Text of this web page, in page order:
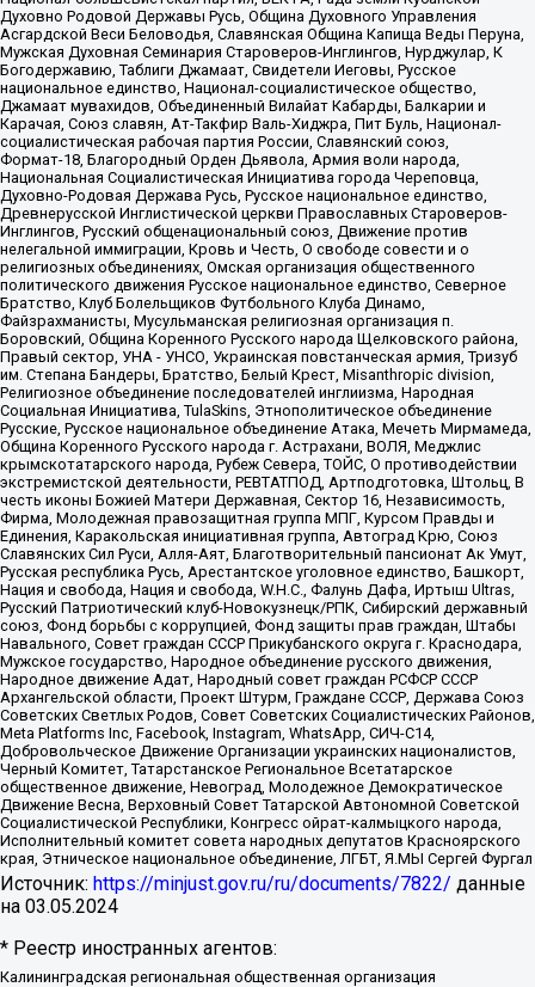
Духовно Родовой Державы Русь, Община Духовного Управления
Асгардской Веси Беловодья, Славянская Община Капища Веды Перуна,
Мужская Духовная Семинария Староверов-Инглингов, Нурджулар, К
Богодержавию, Таблиги Джамаат, Свидетели Иеговы, Русское
национальное единство, Национал-социалистическое общество,
Джамаат мувахидов, Объединенный Вилайат Кабарды, Балкарии и
Карачая, Союз славян, Ат-Такфир Валь-Хиджра, Пит Буль, Национал-
социалистическая рабочая партия России, Славянский союз,
Формат-18, Благородный Орден Дьявола, Армия воли народа,
Национальная Социалистическая Инициатива города Череповца,
Духовно-Родовая Держава Русь, Русское национальное единство,
Древнерусской Инглистической церкви Православных Староверов-
Инглингов, Русский общенациональный союз, Движение против
нелегальной иммиграции, Кровь и Честь, О свободе совести и о
религиозных объединениях, Омская организация общественного
политического движения Русское национальное единство, Северное
Братство, Клуб Болельщиков Футбольного Клуба Динамо,
Файзрахманисты, Мусульманская религиозная организация п.
Боровский, Община Коренного Русского народа Щелковского района,
Правый сектор, УНА - УНСО, Украинская повстанческая армия, Тризуб
им. Степана Бандеры, Братство, Белый Крест, Misanthropic division,
Религиозное объединение последователей инглиизма, Народная
Социальная Инициатива, TulaSkins, Этнополитическое объединение
Русские, Русское национальное объединение Атака, Мечеть Мирмамеда,
Община Коренного Русского народа г. Астрахани, ВОЛЯ, Меджлис
крымскотатарского народа, Рубеж Севера, ТОЙС, О противодействии
экстремистской деятельности, РЕВТАТПОД, Артподготовка, Штольц, В
честь иконы Божией Матери Державная, Сектор 16, Независимость,
Фирма, Молодежная правозащитная группа МПГ, Курсом Правды и
Единения, Каракольская инициативная группа, Автоград Крю, Союз
Славянских Сил Руси, Алля-Аят, Благотворительный пансионат Ак Умут,
Русская республика Русь, Арестантское уголовное единство, Башкорт,
Нация и свобода, Нация и свобода, W.H.С., Фалунь Дафа, Иртыш Ultras,
Русский Патриотический клуб-Новокузнецк/РПК, Сибирский державный
союз, Фонд борьбы с коррупцией, Фонд защиты прав граждан, Штабы
Навального, Совет граждан СССР Прикубанского округа г. Краснодара,
Мужское государство, Народное объединение русского движения,
Народное движение Адат, Народный совет граждан РСФСР СССР
Архангельской области, Проект Штурм, Граждане СССР, Держава Союз
Советских Светлых Родов, Совет Советских Социалистических Районов,
Meta Platforms Inc, Facebook, Instagram, WhatsApp, СИЧ-С14,
Добровольческое Движение Организации украинских националистов,
Черный Комитет, Татарстанское Региональное Всетатарское
общественное движение, Невоград, Молодежное Демократическое
Движение Весна, Верховный Совет Татарской Автономной Советской
Социалистической Республики, Конгресс ойрат-калмыцкого народа,
Исполнительный комитет совета народных депутатов Красноярского
края, Этническое национальное объединение, ЛГБТ, Я.МЫ Сергей Фургал
Источник: https://minjust.gov.ru/ru/documents/7822/ данные
на 03.05.2024
* Реестр иностранных агентов:
Калининградская региональная общественная организация "Экозащита!-Женсовет", Фонд содействия защите прав и свобод граждан "Общественный вердикт", Фонд "Институт Развития Свободы Информации", Частное учреждение "Информационное агентство МЕМО. РУ", Региональная общественная организация "Общественная комиссия по сохранению наследия академика Сахарова", Фонд поддержки свободы прессы, Санкт-Петербургская общественная правозащитная организация "Гражданский контроль", Межрегиональная общественная организация "Информационно-просветительский центр "Мемориал", Региональный Фонд "Центр Защиты Прав Средств Массовой Информации", с 05.12.2023 Фонд "Центр Защиты Прав Средств массовой информации", Региональная общественная благотворительная организация помощи беженцам и мигрантам "Гражданское содействие", Негосударственное образовательное учреждение дополнительного профессионального образования (повышение квалификации) специалистов "АКАДЕМИЯ ПО ПРАВАМ ЧЕЛОВЕКА", Свердловская региональная общественная организация "Сутяжник", Автономная некоммерческая организация "Центр независимых социологических исследований", Союз общественных объединений "Российский исследовательский центр по правам человека", Региональное общественное учреждение научно-информационный центр "МЕМОРИАЛ", Некоммерческая организация "Фонд защиты гласности", Автономная некоммерческая организация "Институт прав человека", Городская общественная организация "Екатеринбургское общество "МЕМОРИАЛ", Городская общественная организация "Рязанское историко-просветительское и правозащитное общество "Мемориал" (Рязанский Мемориал), Челябинский региональный орган общественной самодеятельности – женское общественное объединение "Женщины Евразии", Челябинский региональный орган общественной самодеятельности "Уральская правозащитная группа", Фонд содействия защите здоровья и социальной справедливости имени Андрея Рылькова, Автономная Некоммерческая Организация "Аналитический Центр Юрия Левады", Автономная некоммерческая организация социальной поддержки населения "Проект Апрель", Региональная общественная организация помощи женщинам и детям, находящимся в кризисной ситуации "Информационно-методический центр "Анна", Фонд содействия развитию массовых коммуникаций и правовому просвещению "Так-так-Так", Фонд содействия устойчивому развитию "Серебряная тайга", Свердловский региональный общественный фонд социальных проектов "Новое время", "Idel.Реалии", Кавказ.Реалии, Крым.Реалии, Телеканал Настоящее Время, Татаро-башкирская служба Радио Свобода (Azatliq Radiosi), Радио Свободная Европа/Радио Свобода (PCE/PC), "Сибирь.Реалии", "Фактограф", Благотворительный фонд помощи осужденным и их семьям, Автономная некоммерческая организация "Институт глобализации и социальных движений", Фонд "В защиту прав заключенных", Частное учреждение "Центр поддержки и содействия развитию средств массовой информации", Пензенский региональный общественный благотворительный фонд "Гражданский союз", "Север.Реалии", Некоммерческая организация Фонд "Правовая инициатива", Общество с ограниченной ответственностью "Радио Свободная Европа/Радио Свобода", Чешское информационное агентство "MEDIUM-ORIENT", Красноярская региональная общественная организация "Мы против СПИДа", Камалягин Денис Николаевич, Маркелов Сергей Евгеньевич, Пономарев Лев Александрович, Савицкая Людмила Алексеевна, Автономная некоммерческая организация "Центр по работе с проблемой насилия "НАСИЛИЮ.НЕТ", Межрегиональный профессиональный союз работников здравоохранения "Альянс врачей", Юридическое лицо, зарегистрированное в Латвийской Республике, SIA "Medusa Project" (регистрационный номер 40103797863, дата регистрации 10.06.2014), Некоммерческая организация "Фонд по борьбе с коррупцией", Автономная некоммерческая организация "Институт права и публичной политики", Баданин Роман Сергеевич, Гликин Максим Александрович, Железнова Мария Михайловна, Лукьянова Юлия Сергеевна, Маетная Елизавета Витальевна, Маняхин Петр Борисович, Чуракова Ольга Владимировна, Ярош Юлия Петровна, Юридическое лицо "The Insider SIA", зарегистрированное в Риге, Латвийская Республика (дата регистрации 26.06.2015), являющееся администратором доменного имени интернет-издания "The Insider SIA", https://theins.ru, Постернак Алексей Евгеньевич, Рубин Михаил Аркадьевич, Анин Роман Александрович, Юридическое лицо Istories fonds, зарегистрированное в Латвийской Республике (регистрационный номер 50008295751, дата регистрации 24.02.2020), Великовский Дмитрий Александрович, Долинина Ирина Николаевна, Мароховская Алеся Алексеевна, Шлейнов Роман Юрьевич, Шмагун Олеся Валентиновна, Общество с ограниченной ответственностью "Альтаир 2021", Общество с ограниченной ответственностью "Вега 2021", Общество с ограниченной ответственностью "Главный редактор 2021", Общество с ограниченной ответственностью "Ромашки монолит", Важенков Артем Валерьевич, Ивановская областная общественная организация "Центр гендерных исследований", Гурман Юрий Альбертович, Медиапроект "ОВД-Инфо", Егоров Владимир Владимирович, Жилинский Владимир Александрович, Общество с ограниченной ответственностью "ЗП", Иванова София Юрьевна, Карезина Инна Павловна, Кильтау Екатерина Викторовна, Петров Алексей Викторович, Пискунов Сергей Евгеньевич, Смирнов Сергей Сергеевич, Тихонов Михаил Сергеевич, Общество с ограниченной ответственностью "ЖУРНАЛИСТ-ИНОСТРАННЫЙ АГЕНТ", Арапова Галина Юрьевна, Вольтская Татьяна Анатольевна, Американская компания "Mason G.E.S. Anonymous Foundation" (США), являющаяся владельцем интернет-издания https://mnews.world/, Компания "Stichting Bellingcat", зарегистрированная в Нидерландах (дата регистрации 11.07.2018), Захаров Андрей Вячеславович, Клепиковская Екатерина Дмитриевна, Общество с ограниченной ответственностью "МЕМО", Перл Роман Александрович, Симонов Евгений Алексеевич, Соловьева Елена Анатольевна, Сотников Даниил Владимирович, Сурначева Елизавета Дмитриевна, Автономная некоммерческая организация по защите прав человека и информированию населения "Якутия – Наше Мнение", Общество с ограниченной ответственностью "Москоу диджитал медиа", с 26.01.2023 Общество с ограниченной ответственностью "Чайка Белые сады", Ветошкина Валерия Валерьевна, Заговора Максим Александрович, Межрегиональное общественное движение "Российская ЛГБТ - сеть", Оленичев Максим Владимирович, Павлов Иван Юрьевич, Скворцова Елена Сергеевна, Общество с ограниченной ответственностью "Как бы инагент", Кочетков Игорь Викторович, Общество с ограниченной ответственностью "Честные выборы", Еланчик Олег Александрович, Общество с ограниченной ответственностью "Нобелевский призыв", Гималова Регина Эмилевна, Григорьев Андрей Валерьевич, Григорьева Алина Александровна, Ассоциация по содействию защите прав призывников, альтернативнослужащих и военнослужащих "Правозащитная группа "Гражданин.Армия.Право", Хисамова Регина Фаритовна, Автономная некоммерческая организация по реализации социально-правовых программ "Лилит", Дальневосточное общественное движение "Маяк", Санкт-Петербургская ЛГБТ-инициативная группа "Выход", Инициативная группа ЛГБТ+ "Реверс", Алексеев Андрей Викторович, Бекбулатова Таисия Львовна, Беляев Иван Михайлович, Владыкина Елена Сергеевна, Гельман Марат Александрович, Никульшина Вероника Юрьевна, Толоконникова Надежда Андреевна, Шендерович Виктор Анатольевич, Общество с ограниченной ответственностью "Данное сообщение", Общество с ограниченной ответственностью Издательский дом "Новая глава", Айнбиндер Александра Александровна, Московский комьюнити-центр для ЛГБТ+инициатив, Благотворительный фонд развития филантропии, Deutsche Welle (Германия, Kurt-Schumacher-Strasse 3, 53113 Bonn), Борзунова Мария Михайловна, Воробьев Виктор Викторович, Голубева Анна Львовна, Константинова Алла Михайловна, Малкова Ирина Владимировна, Мурадов Мурад Абдулгалимович, Осетинская Елизавета Николаевна, Понасенков Евгений Николаевич, Ганапольский Матвей Юрьевич, Киселев Евгений Алексеевич, Борухович Ирина Григорьевна, Дремин Иван Тимофеевич, Дубровский Дмитрий Викторович, Красноярская региональная общественная организация поддержки и развития альтернативных образовательных технологий и межкультурных коммуникаций "ИНТЕРРА", Маяковская Екатерина Алексеевна, Фейгин Марк Захарович, Филимонов Андрей Викторович, Дзугкоева Регина Николаевна, Доброхотов Роман Александрович, Дудь Юрий Александрович, Елкин Сергей Владимирович, Кругликов Кирилл Игоревич, Сабунаева Мария Леонидовна, Семенов Алексей Владимирович, Шаинян Карен Багратович, Шульман Екатерина Михайловна, Асафьев Артур Валерьевич, Вахштайн Виктор Семенович, Венедиктов Алексей Алексеевич, Лушникова Екатерина Евгеньевна, Волков Леонид Михайлович, Невзоров Александр Глебович, Пархоменко Сергей Борисович, Сироткин Ярослав Николаевич, Кара-Мурза Владимир Владимирович, Баранова Наталья Владимировна, Гозман Леонид Яковлевич, Кагарлицкий Борис Юльевич, Климарев Михаил Валерьевич, Милов Владимир Станиславович, Автономная некоммерческая организация Краснодарский центр современного искусства "Типография", Моргенштерн Алишер Тагирович, Соболь Любовь Эдуардовна, Общество с ограниченной ответственностью "ЛИЗА НОРМ", Каспаров Гарри Кимович, Ходорковский Михаил Борисович, Общество с ограниченной ответственностью "Апрельские тезисы", Данилович Ирина Брониславовна, Кашин Олег Владимирович, Петров Николай Владимирович, Пивоваров Алексей Владимирович, Соколов Михаил Владимирович, Цветкова Юлия Владимировна, Чичваркин Евгений Александрович, Комитет против пыток/Команда против пыток, Общество с ограниченной ответственностью "Первый научный", Общество с ограниченной ответственностью "Вертолет и ко", Белоцерковская Вероника Борисовна, Кац Максим Евгеньевич, Лазарева Татьяна Юрьевна, Шаведдинов Руслан Табризович, Яшин Илья Валерьевич, Общество с ограниченной ответственностью "Иноагент ААВ", Алешковский Дмитрий Петрович, Альбац Евгения Марковна, Быков Дмитрий Львович, Галямина Юлия Евгеньевна, Лойко Сергей Леонидович, Мартынов Кирилл Константинович, Медведев Сергей Александрович, Крашенинников Федор Геннадиевич, Гордеева Катерина Вл